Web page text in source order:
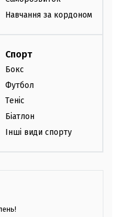
Навчання за кордоном
Спорт
Бокс
Футбол
Теніс
Біатлон
Інші види спорту